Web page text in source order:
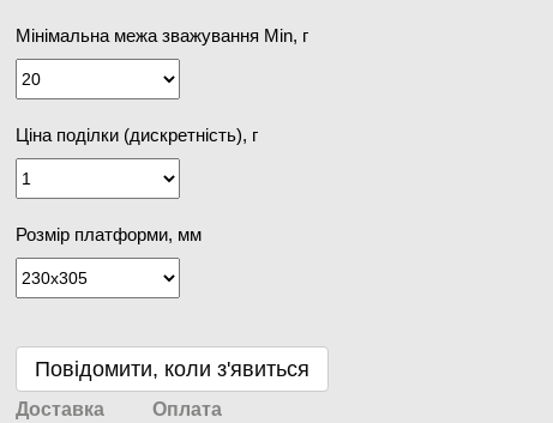
Мінімальна межа зважування Min, г
Ціна поділки (дискретність), г
Розмір платформи, мм
Повідомити, коли з'явиться
Доставка Оплата